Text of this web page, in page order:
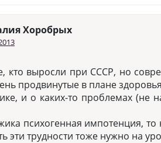
Хоробрых
кто выросли при СССР, но
продвинутые в плане
и о каких-то проблемах (не
психогенная импотенция,
эти трудности тоже нужно на